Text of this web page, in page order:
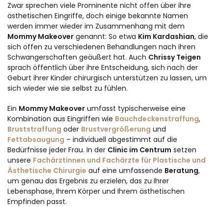
Zwar sprechen viele Prominente nicht offen über ihre
ästhetischen Eingriffe, doch einige bekannte Namen
werden immer wieder im Zusammenhang mit dem
Mommy Makeover genannt: So etwa Kim Kardashian, die
sich offen zu verschiedenen Behandlungen nach ihren
Schwangerschaften geäußert hat. Auch Chrissy Teigen
sprach öffentlich über ihre Entscheidung, sich nach der
Geburt ihrer Kinder chirurgisch unterstützen zu lassen, um
sich wieder wie sie selbst zu fühlen.
Ein Mommy Makeover umfasst typischerweise eine
Kombination aus Eingriffen wie Bauchdeckenstraffung,
Bruststraffung oder Brustvergrößerung und
Fettabsaugung – individuell abgestimmt auf die
Bedürfnisse jeder Frau. In der Clinic im Centrum setzen
unsere Fachärztinnen und Fachärzte für Plastische und
Ästhetische Chirurgie auf eine umfassende Beratung,
um genau das Ergebnis zu erzielen, das zu Ihrer
Lebensphase, Ihrem Körper und Ihrem ästhetischen
Empfinden passt.